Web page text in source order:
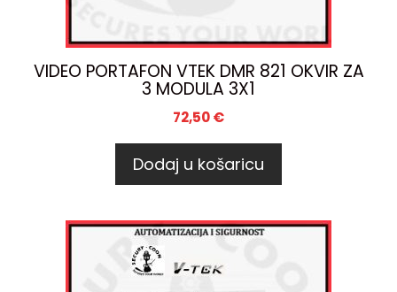
VIDEO PORTAFON VTEK DMR 821 OKVIR ZA
3 MODULA 3X1
72,50€
Dodaj u košaricu